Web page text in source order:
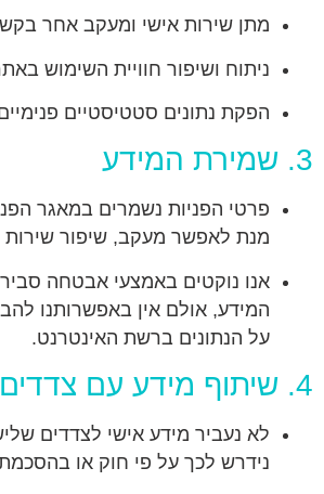
מתן שירות אישי ומעקב אחר
ניתוח ושיפור חוויית השימוש
הפקת נתונים סטטיסטיים
3. שמירת המידע
פרטי הפניות נשמרים במאגר
מנת לאפשר מעקב, שיפור שירות
אנו נוקטים באמצעי אבטחה
המידע, אולם אין באפשרותנו
על הנתונים ברשת האינטרנט.
4. שיתוף מידע עם צדדים שלישיים
לא נעביר מידע אישי לצדדים
נידרש לכך על פי חוק או